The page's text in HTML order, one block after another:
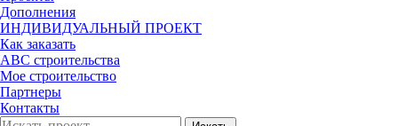
Дополнения
ИНДИВИДУАЛЬНЫЙ ПРОЕКТ
Как заказать
ABC строительства
Мое строительство
Партнеры
Контакты